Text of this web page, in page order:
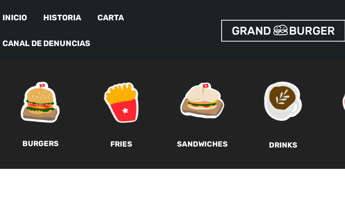
INICIO HISTORIA CARTA
CANAL DE DENUNCIAS
BURGERS FRIES SANDWICHES DRINKS